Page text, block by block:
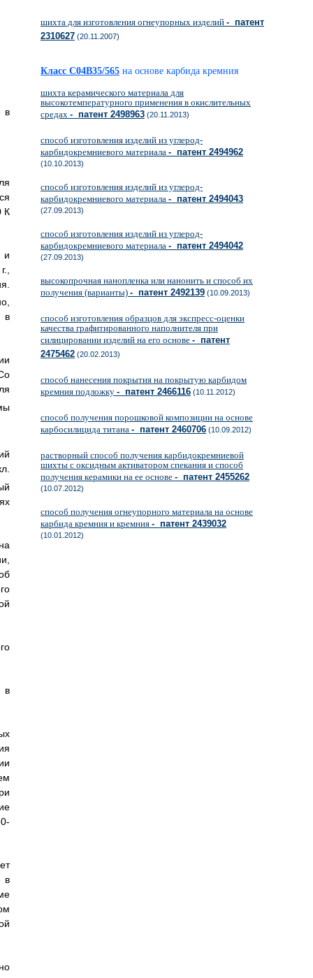
в
К
и
в
в
в
шихта для изготовления огнеупорных изделий - патент
2310627 (20.11.2007)
Класс C04B35/565 на основе карбида кремния
шихта керамического материала для
высокотемпературного применения в окислительных
средах - патент 2498963 (20.11.2013)
способ изготовления изделий из углерод-
карбидокремниевого материала - патент 2494962
(10.10.2013)
способ изготовления изделий из углерод-
карбидокремниевого материала - патент 2494043
(27.09.2013)
способ изготовления изделий из углерод-
карбидокремниевого материала - патент 2494042
(27.09.2013)
высокопрочная нанопленка или нанонить и способ их
получения (варианты) - патент 2492139 (10.09.2013)
способ изготовления образцов для экспресс-оценки
качества графитированного наполнителя при
силицировании изделий на его основе - патент
2475462 (20.02.2013)
способ нанесения покрытия на покрытую карбидом
кремния подложку - патент 2466116 (10.11.2012)
способ получения порошковой композиции на основе
карбосилицида титана - патент 2460706 (10.09.2012)
растворный способ получения карбидокремниевой
шихты с оксидным активатором спекания и способ
получения керамики на ее основе - патент 2455262
(10.07.2012)
способ получения огнеупорного материала на основе
карбида кремния и кремния - патент 2439032
(10.01.2012)